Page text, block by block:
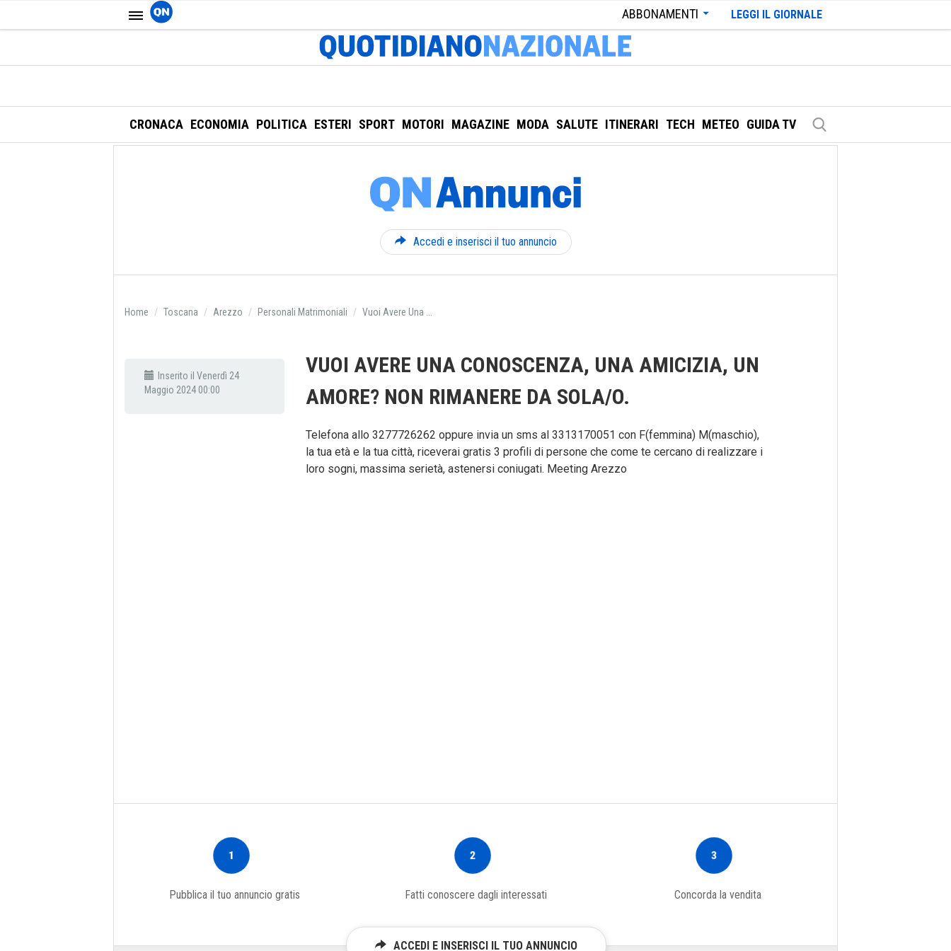
ABBONAMENTI LEGGI IL GIORNALE
CRONACA ECONOMIA POLITICA ESTERI SPORT MOTORI MAGAZINE MODA SALUTE ITINERARI TECH METEO GUIDA TV
Accedi e inserisci il tuo annuncio
Home Toscana Arezzo Personali Matrimoniali Vuoi Avere Una ...
Inserito il Venerdì 24
Maggio 2024 00:00
VUOI AVERE UNA CONOSCENZA, UNA AMICIZIA, UN
AMORE? NON RIMANERE DA SOLA/O.
Telefona allo 3277726262 oppure invia un sms al 3313170051 con F(femmina) M(maschio),
la tua età e la tua città, riceverai gratis 3 profili di persone che come te cercano di realizzare i
loro sogni, massima serietà, astenersi coniugati. Meeting Arezzo
1
Pubblica il tuo annuncio gratis
2
Fatti conoscere dagli interessati
3
Concorda la vendita
ACCEDI E INSERISCI IL TUO ANNUNCIO